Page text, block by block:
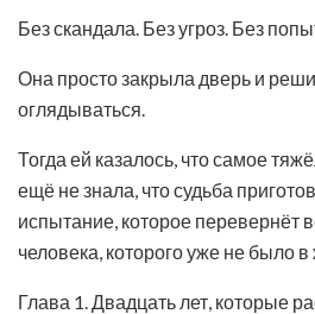
Без скандала. Без угроз. Без
Она просто закрыла дверь и
оглядываться.
Тогда ей казалось, что самое
ещё не знала, что судьба
испытание, которое перевернёт
человека, которого уже не было
Глава 1. Двадцать лет, которые